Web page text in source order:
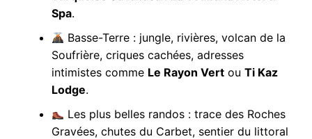
Spa.
Basse-Terre : jungle, rivières, volcan de la
Soufrière, criques cachées, adresses
intimistes comme Le Rayon Vertou Ti Kaz
Lodge.
Les plus belles randos : trace des Roches
Gravées, chutes du Carbet, sentier du littoral